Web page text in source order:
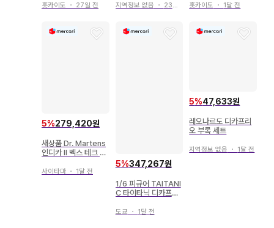
홋카이도 ・ 27일 전 지역정보 없음 ・ 23일 전 홋카이도 ・ 1달 전
5%279,420원
새상품 Dr. Martens
인디카 II 벡스 테크 멜
사이타마 ・ 1달 전
5%347,267원
1/6 피규어 TAITANI
C 타이타닉 디카프리
도쿄 ・ 1달 전
5%47,633원
레오나르도 디카프리
오 부록 세트
지역정보 없음 ・ 1달 전